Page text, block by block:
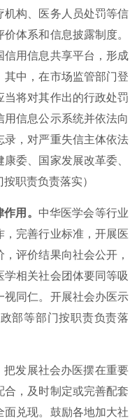
机构、医务人员处罚等信
体系和信息披露制度。
信用信息共享平台，形成
其中，在市场监管部门登
将对其作出的行政处罚
信息公示系统并依法向
录，对严重失信主体依法
委、国家发展改革委、
职责负责落实）
用。 中华医学会等行业
完善行业标准，开展医
评价结果向社会公开，
相关社会团体要同等吸
视同仁。开展社会办医示
部等部门按职责负责落
发展社会办医摆在重要
，及时制定或完善配套
兑现。鼓励各地加大社